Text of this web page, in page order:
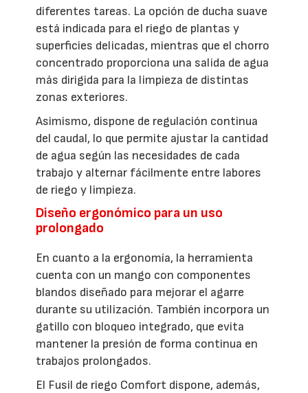
diferentes tareas. La opción de ducha suave
está indicada para el riego de plantas y
superficies delicadas, mientras que el chorro
concentrado proporciona una salida de agua
más dirigida para la limpieza de distintas
zonas exteriores.
Asimismo, dispone de regulación continua
del caudal, lo que permite ajustar la cantidad
de agua según las necesidades de cada
trabajo y alternar fácilmente entre labores
de riego y limpieza.
Diseño ergonómico para un uso
prolongado
En cuanto a la ergonomía, la herramienta
cuenta con un mango con componentes
blandos diseñado para mejorar el agarre
durante su utilización. También incorpora un
gatillo con bloqueo integrado, que evita
mantener la presión de forma continua en
trabajos prolongados.
El Fusil de riego Comfort dispone, además,